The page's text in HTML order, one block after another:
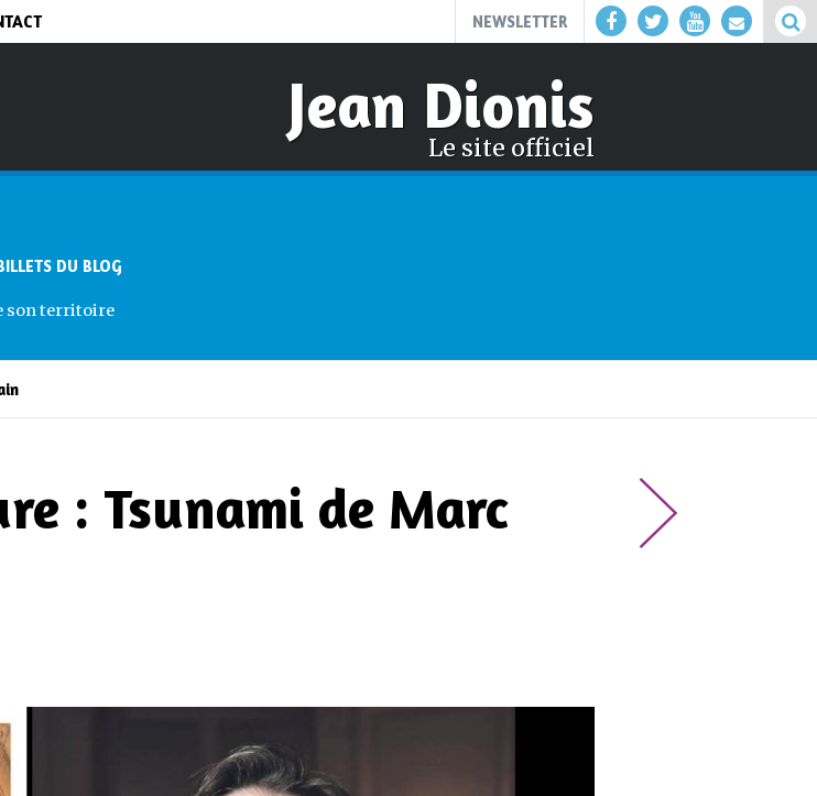
Aller au
NEWSLETTER
Jean Dionis
Le site officiel
DU BLOG
son territoire
: Tsunami de Marc